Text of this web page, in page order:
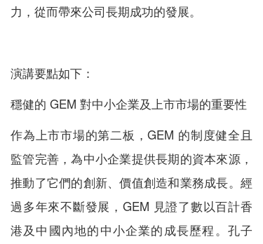
力，從而帶來公司長期成功的發展。
演講要點如下：
穩健的 GEM 對中小企業及上市市場的重要性
作為上市市場的第二板，GEM 的制度健全且
監管完善，為中小企業提供長期的資本來源，
推動了它們的創新、價值創造和業務成長。經
過多年來不斷發展，GEM 見證了數以百計香
港及中國內地的中小企業的成長歷程。孔子